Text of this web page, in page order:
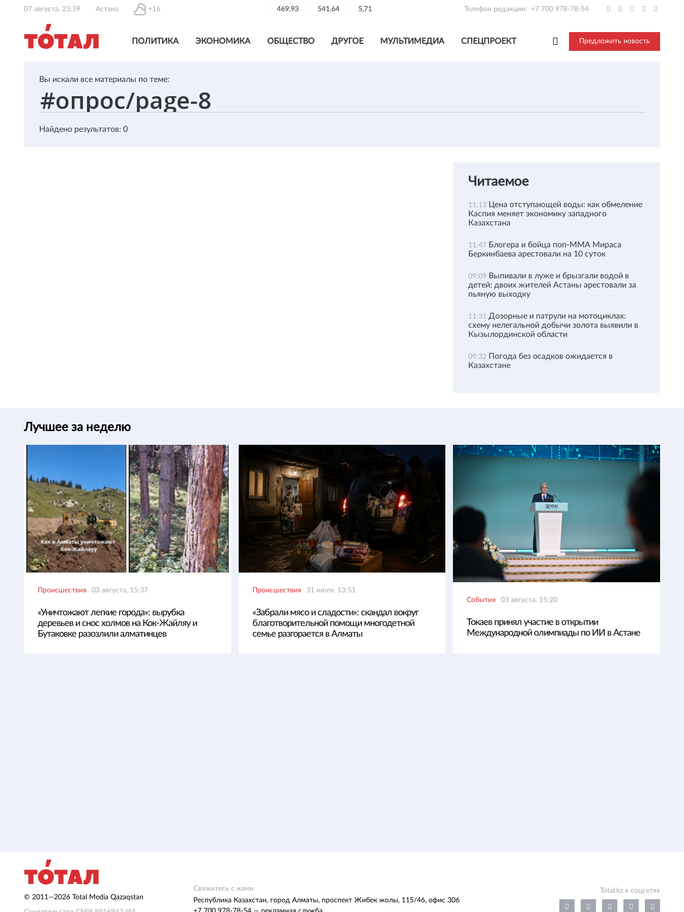
07 августа, 23:59 Астана +16 469,93 541,64 5,71 Телефон редакции: +7 700 978-78-54
ПОЛИТИКА ЭКОНОМИКА ОБЩЕСТВО ДРУГОЕ МУЛЬТИМЕДИА СПЕЦПРОЕКТ Предложить новость
Вы искали все материалы по теме:
Найдено результатов: 0
Читаемое
11:13 Цена отступающей воды: как обмеление
Каспия меняет экономику западного
Казахстана
11:47 Блогера и бойца поп-ММА Мираса
Беркинбаева арестовали на 10 суток
09:09 Выпивали в луже и брызгали водой в
детей: двоих жителей Астаны арестовали за
пьяную выходку
11:31 Дозорные и патрули на мотоциклах:
схему нелегальной добычи золота выявили в
Кызылординской области
09:32 Погода без осадков ожидается в
Казахстане
Лучшее за неделю
Происшествия 03 августа, 15:37
«Уничтожают легкие города»: вырубка
деревьев и снос холмов на Кок-Жайляу и
Бутаковке разозлили алматинцев
Происшествия 31 июля, 13:51
«Забрали мясо и сладости»: скандал вокруг
благотворительной помощи многодетной
семье разгорается в Алматы
События 03 августа, 15:20
Токаев принял участие в открытии
Международной олимпиады по ИИ в Астане
© 2011—2026 Total Media Qazaqstan
Свяжитесь с нами
Республика Казахстан, город Алматы, проспект Жибек жолы, 115/46, офис 306
Total.kz в соцсетях